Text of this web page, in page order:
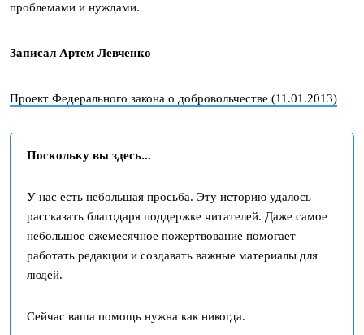
проблемами и нуждами.
Записал Артем Левченко
Проект Федерального закона о добровольчестве (11.01.2013)
Поскольку вы здесь...
У нас есть небольшая просьба. Эту историю удалось
рассказать благодаря поддержке читателей. Даже самое
небольшое ежемесячное пожертвование помогает
работать редакции и создавать важные материалы для
людей.
Сейчас ваша помощь нужна как никогда.